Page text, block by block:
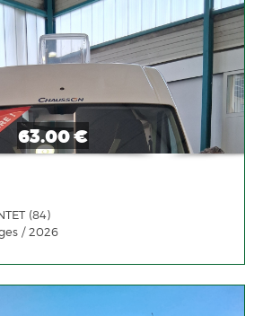
63.00 €
(84)
/ 2026